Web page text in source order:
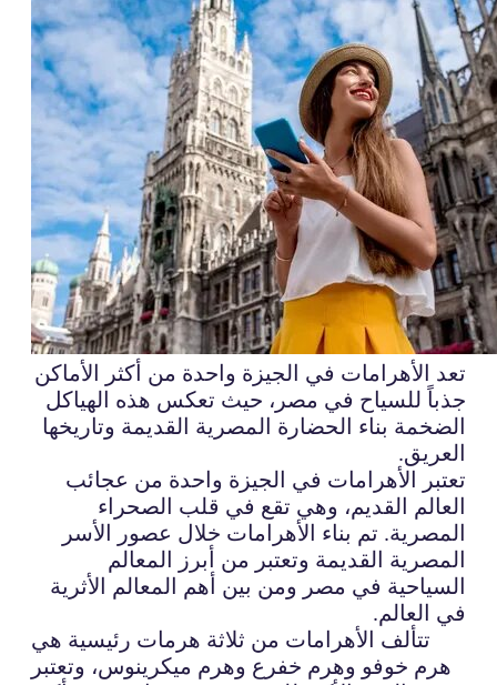
تعد الأهرامات في الجيزة واحدة من أكثر الأماكن
جذباً للسياح في مصر، حيث تعكس هذه الهياكل
الضخمة بناء الحضارة المصرية القديمة وتاريخها
العريق.
تعتبر الأهرامات في الجيزة واحدة من عجائب
العالم القديم، وهي تقع في قلب الصحراء
المصرية. تم بناء الأهرامات خلال عصور الأسر
المصرية القديمة وتعتبر من أبرز المعالم
السياحية في مصر ومن بين أهم المعالم الأثرية
في العالم.
تتألف الأهرامات من ثلاثة هرمات رئيسية هي
هرم خوفو وهرم خفرع وهرم ميكرينوس، وتعتبر